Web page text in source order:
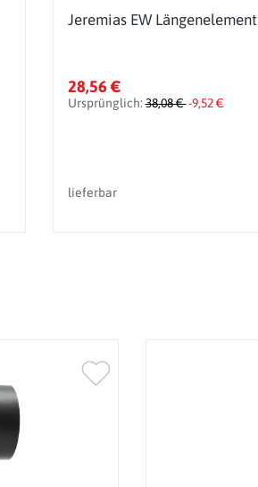
Jeremias EW Längenelement
28,56 €
Ursprünglich:38,08 €-9,52 €
lieferbar